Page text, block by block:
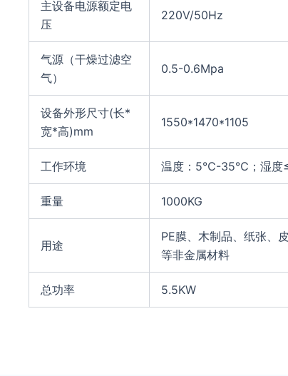
主设备电源额定电
压
220V/50Hz
气源（干燥过滤空
气）
0.5-0.6Mpa
设备外形尺寸(长*
宽*高)mm
1550*1470*1105
工作环境 温度：5℃-35℃；湿度
重量 1000KG
用途
PE膜、木制品、纸张、
等非金属材料
总功率 5.5KW